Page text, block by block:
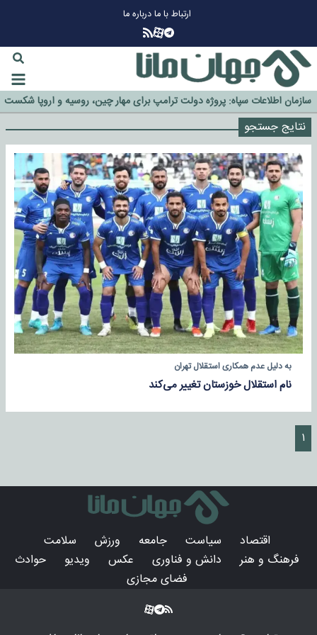
ارتباط با مادرباره ما
گزینه جدایی اوسمار روی میز مدیران پرسپولیس
آیا رئیس جمهور آمریکا قانون را دور می‌زند؟
اخراج رسمی چهره نامدار از پرسپولیس
سازمان اطلاعات سپاه: پروژه دولت ترامپ برای مهار چین، روسیه و اروپا شکست
خورد
نتایج جستجو
به دلیل عدم همکاری استقلال تهران
نام استقلال خوزستان تغییر می‌کند
۱
اقتصاد سیاست جامعه ورزش
سلامت
فرهنگ و هنر
دانش و فناوری عکس ویدیو
حوادث
فضای مجازی